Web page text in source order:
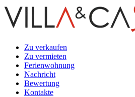
Zu verkaufen
Zu vermieten
Ferienwohnung
Nachricht
Bewertung
Kontakte